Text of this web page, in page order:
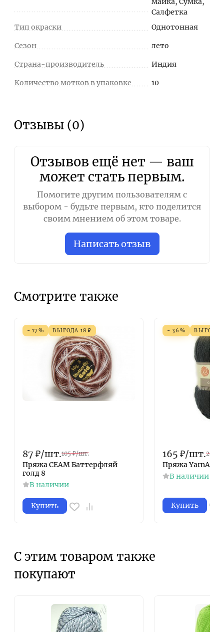
Салфетка
Тип окраски
Однотонная
Сезон лето
Страна-производитель Индия
Количество мотков в упаковке 10
Отзывы (0)
Отзывов ещё нет — ваш
может стать первым.
Помогите другим пользователям с
выбором - будьте первым, кто поделится
своим мнением об этом товаре.
Написать отзыв
Смотрите также
- 17% ВЫГОДА 18 ₽
87 ₽/шт.105 ₽/шт.
Пряжа СЕАМ Баттерфляй
голд 8
В наличии
Купить
- 36% ВЫГОДА
165 ₽/шт.256
Пряжа YarnArt
В наличии
Купить
С этим товаром также
покупают